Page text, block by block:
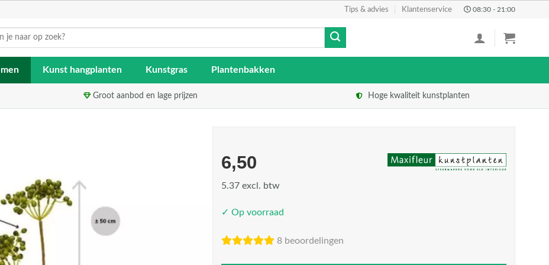
Tips & advies Klantenservice 08:30 - 21:00
Kunst hangplanten Kunstgras Plantenbakken
Groot aanbod en lage prijzen Hoge kwaliteit kunstplanten
6,50
5.37 excl. btw
✓ Op voorraad
8 beoordelingen